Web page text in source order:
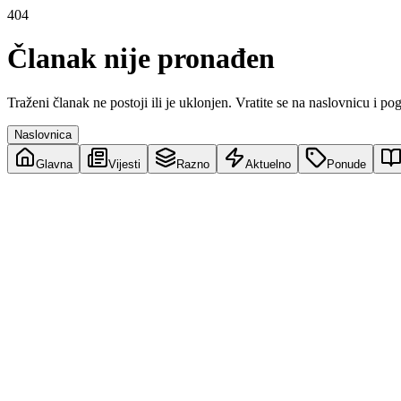
404
Članak nije pronađen
Traženi članak ne postoji ili je uklonjen. Vratite se na naslovnicu i
Naslovnica
Glavna Vijesti Razno Aktuelno Ponude